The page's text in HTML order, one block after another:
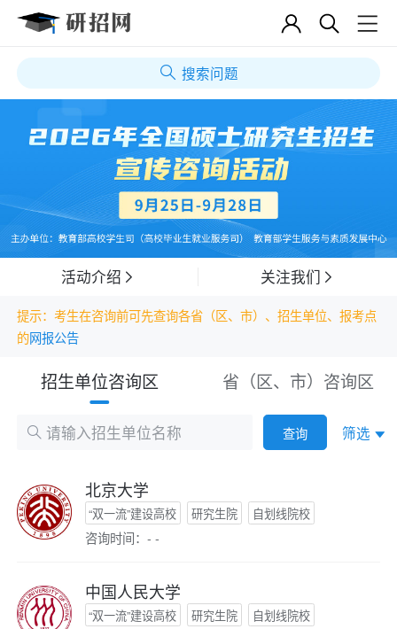
搜索问题
活动介绍 关注我们
提示：考生在咨询前可先查询各省（区、市）、招生单位、报考点
的网报公告
招生单位咨询区 省（区、市）咨询区
查询 筛选
北京大学
“双一流”建设高校 研究生院 自划线院校
咨询时间：- -
中国人民大学
“双一流”建设高校 研究生院 自划线院校